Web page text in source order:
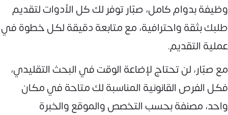
وظيفة بدوام كامل، صبّار توفر لك كل الأدوات لتقديم
طلبك بثقة واحترافية، مع متابعة دقيقة لكل خطوة في
عملية التقديم.
مع صبّار، لن تحتاج لإضاعة الوقت في البحث التقليدي،
فكل الفرص القانونية المناسبة لك متاحة في مكان
واحد، مصنفة بحسب التخصص والموقع والخبرة